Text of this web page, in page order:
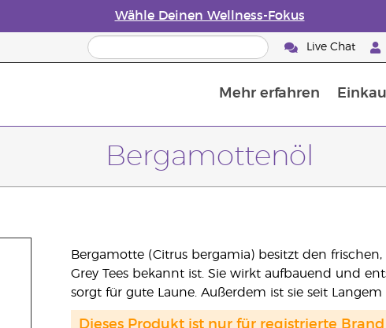
Wähle Deinen Wellness-Fokus
Live Chat
Mehr erfahren
Bergamottenöl
Bergamotte (Citrus bergamia) besitzt den
Grey Tees bekannt ist. Sie wirkt aufbauend und
sorgt für gute Laune. Außerdem ist sie seit
Dieses Produkt ist nur für registrierte